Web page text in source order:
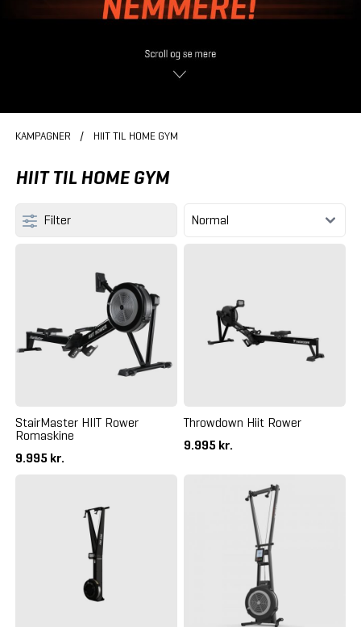
KAMPAGNER / HIIT TIL HOME GYM
HIIT TIL HOME GYM
Filter
StairMaster HIIT Rower
Romaskine
9.995 kr.
Throwdown Hiit Rower
9.995 kr.